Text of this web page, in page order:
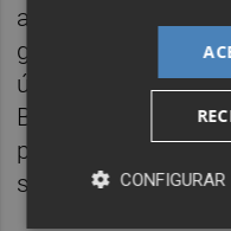
alzado con la
ganado el
última, lo ha hecho
Bello. En el marco
portuguesa
sido la granCONFIGURAR